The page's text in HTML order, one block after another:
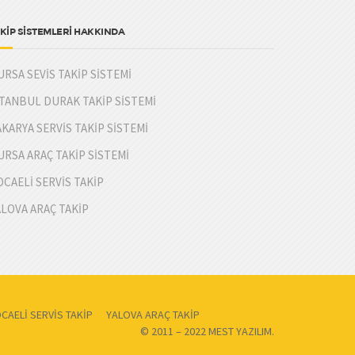
SİSTEMLERİ HAKKINDA
SEVİS TAKİP SİSTEMİ
DURAK TAKİP SİSTEMİ
SERVİS TAKİP SİSTEMİ
ARAÇ TAKİP SİSTEMİ
SERVİS TAKİP
ARAÇ TAKİP
SERVİS TAKİP
YALOVA ARAÇ TAKİP
© 2011 – 2022 MEST YAZILIM.